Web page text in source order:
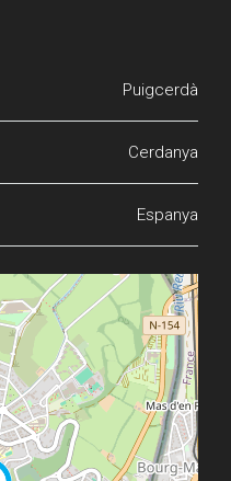
Puigcerdà
Cerdanya
Espanya